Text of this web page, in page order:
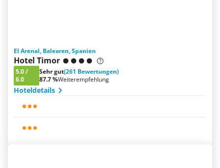
El Arenal, Balearen, Spanien
Hotel Timor
5.0/
6.0
Sehr gut(261 Bewertungen)
87.7 %Weiterempfehlung
Hoteldetails